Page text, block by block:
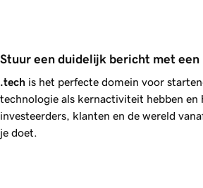
Stuur een duidelijk bericht met
.tech is het perfecte domein voor
technologie als kernactiviteit hebben en
investeerders, klanten en de wereld
je doet.